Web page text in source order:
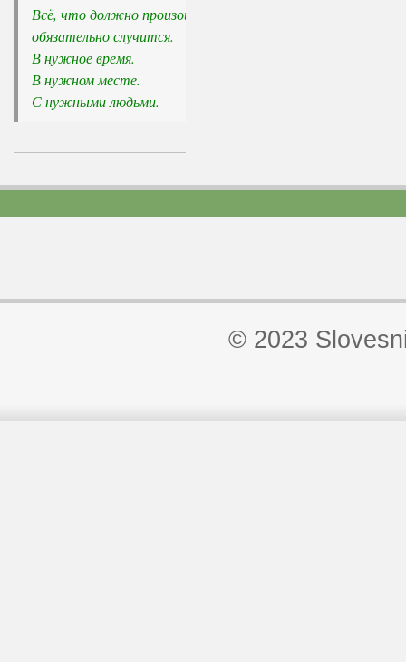
Всё, что должно произойти,
обязательно случится.
В нужное время.
В нужном месте.
С нужными людьми.
© 2023